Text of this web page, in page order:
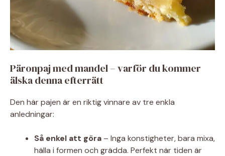
Päronpaj med mandel – varför du kommer
älska denna efterrätt
Den här pajen är en riktig vinnare av tre enkla
anledningar:
Så enkel att göra – Inga konstigheter, bara mixa,
hälla i formen och grädda. Perfekt när tiden är